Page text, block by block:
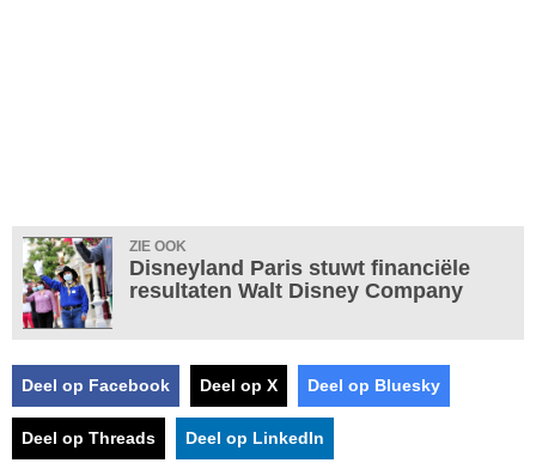
ZIE OOK
Disneyland Paris stuwt financiële
resultaten Walt Disney Company
Deel op Facebook Deel op X Deel op Bluesky
Deel op Threads Deel op LinkedIn